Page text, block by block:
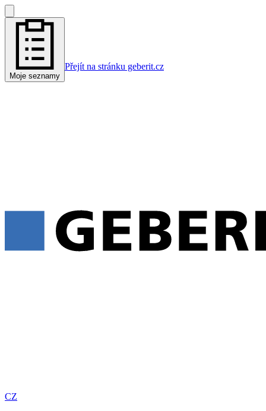
Moje seznamy
Přejít na stránku geberit.cz
CZ